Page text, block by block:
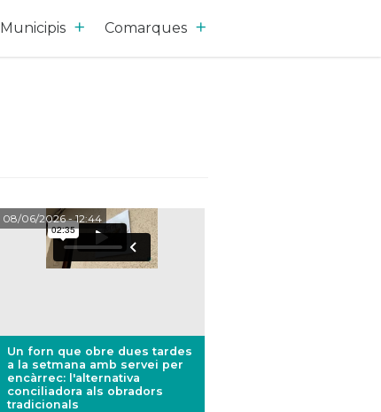
Municipis Comarques
Un forn que obre dues tardes
a la setmana amb servei per
encàrrec: l'alternativa
conciliadora als obradors
tradicionals
08/06/2026- 12:44